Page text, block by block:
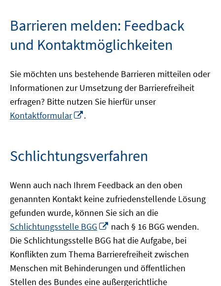
Barrieren melden: Feedback
und Kontaktmöglichkeiten
Sie möchten uns bestehende Barrieren mitteilen oder
Informationen zur Umsetzung der Barrierefreiheit
erfragen? Bitte nutzen Sie hierfür unser
Kontaktformular
.
Schlichtungsverfahren
Wenn auch nach Ihrem Feedback an den oben
genannten Kontakt keine zufriedenstellende Lösung
gefunden wurde, können Sie sich an die
Schlichtungsstelle BGG
In
neuem
Fenster
öffnen
nach § 16 BGG wenden.
Die Schlichtungsstelle BGG hat die Aufgabe, bei
Konflikten zum Thema Barrierefreiheit zwischen
Menschen mit Behinderungen und öffentlichen
Stellen des Bundes eine außergerichtliche